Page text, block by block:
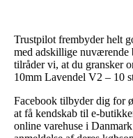
Trustpilot frembyder helt
med adskillige nuværende
tilråder vi, at du gransker
10mm Lavendel V2 – 10
Facebook tilbyder dig for
at få kendskab til e-
online varehuse i